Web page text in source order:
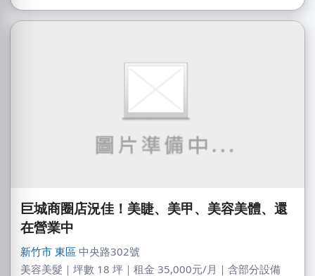
巨城商圈店況佳！美睫、美甲、美容美體、還
在營業中
新竹市 東區 中央路302號
美容美髮｜坪數 18 坪｜租金 35,000元/月｜含部分設備